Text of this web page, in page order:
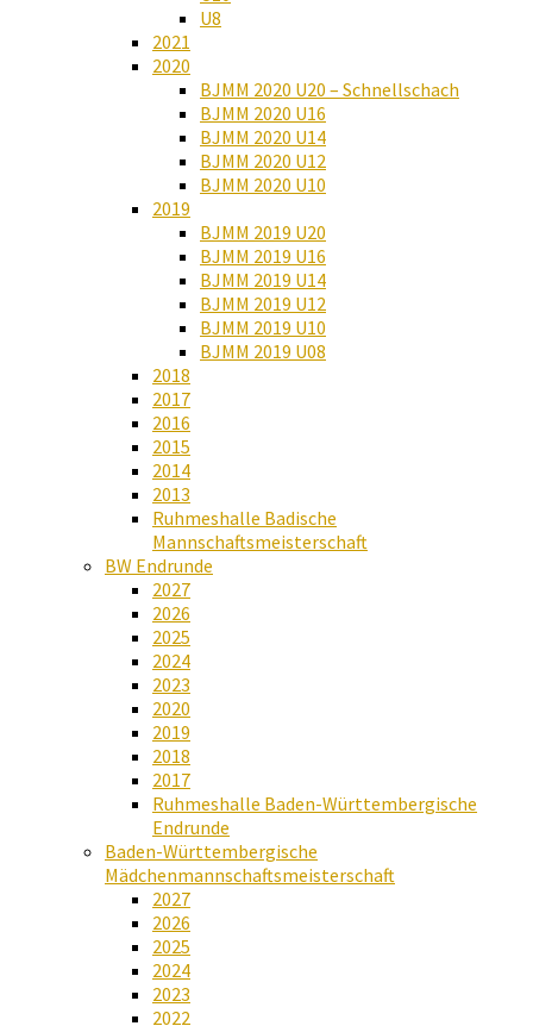
U8
2021
2020
BJMM 2020 U20 – Schnellschach
BJMM 2020 U16
BJMM 2020 U14
BJMM 2020 U12
BJMM 2020 U10
2019
BJMM 2019 U20
BJMM 2019 U16
BJMM 2019 U14
BJMM 2019 U12
BJMM 2019 U10
BJMM 2019 U08
2018
2017
2016
2015
2014
2013
Ruhmeshalle Badische
Mannschaftsmeisterschaft
BW Endrunde
2027
2026
2025
2024
2023
2020
2019
2018
2017
Ruhmeshalle Baden-Württembergische
Endrunde
Baden-Württembergische
Mädchenmannschaftsmeisterschaft
2027
2026
2025
2024
2023
2022